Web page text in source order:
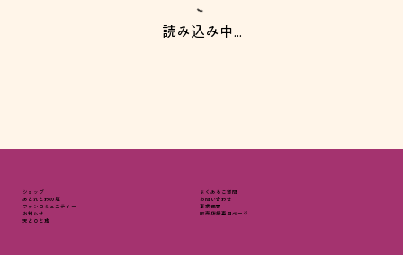
読み込み中...
ショップ
あとれとわの塩
​ファンコミュニティー
​お知らせ
天と０と地
よくあるご質問
​お問い合わせ
事業概要
販売店様専用ページ